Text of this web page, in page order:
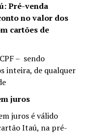
Pré-venda
no valor dos
cartões de
– sendo
inteira, de qualquer
juros
juros é válido
Itaú, na pré-